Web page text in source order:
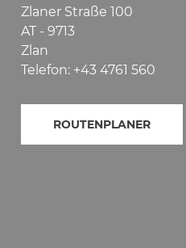
Zlaner Straße 100
AT - 9713
Zlan
Telefon: +43 4761 560
ROUTENPLANER